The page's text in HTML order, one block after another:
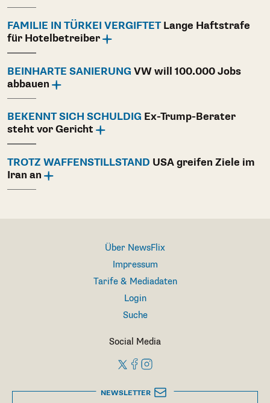
FAMILIE IN TÜRKEI VERGIFTETLange Haftstrafe
für Hotelbetreiber
BEINHARTE SANIERUNG VW will 100.000 Jobs
abbauen
BEKENNT SICH SCHULDIG Ex-Trump-Berater
steht vor Gericht
TROTZ WAFFENSTILLSTAND USA greifen Ziele im
Iran an
Über NewsFlix
Impressum
Tarife & Mediadaten
Login
Suche
Social Media
NEWSLETTER